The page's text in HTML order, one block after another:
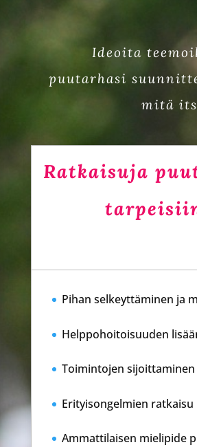
Ideoita
puutarhasi
mitä
Ratkaisuja
Pihan selkeyttäminen ja
Helppohoitoisuuden
Toimintojen sijoittaminen
Erityisongelmien ratkaisu
Ammattilaisen mielipide